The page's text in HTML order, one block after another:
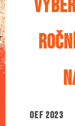
OEF 2023